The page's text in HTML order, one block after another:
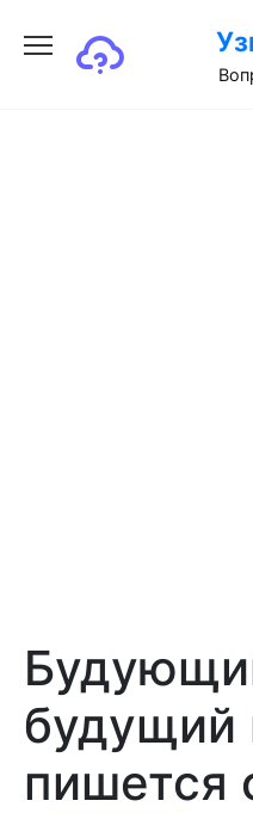
содержанию
будущий
пишется